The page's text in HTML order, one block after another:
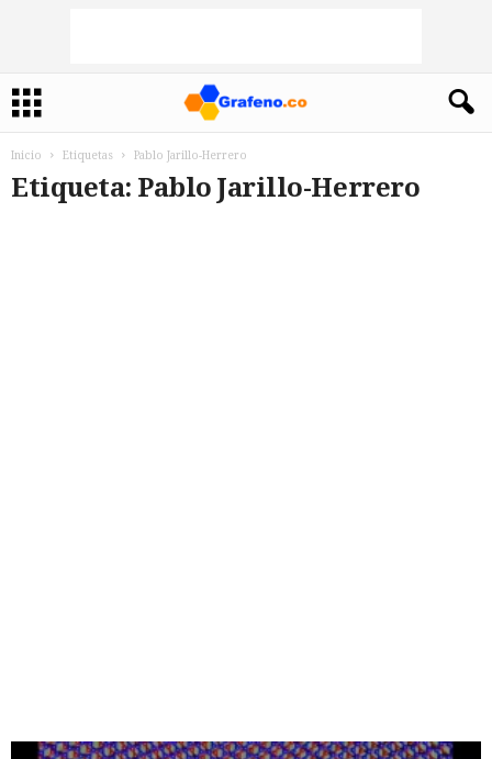
Inicio Etiquetas Pablo Jarillo-Herrero
Etiqueta: Pablo Jarillo-Herrero